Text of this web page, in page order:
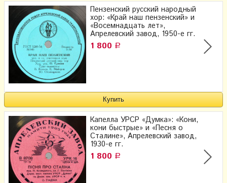
Пензенский русский народный
хор: «Край наш пензенский» и
«Восемнадцать лет»,
Апрелевский завод, 1950-е гг.
1 800 Р
Капелла УРСР «Думка»: «Кони,
кони быстрые» и «Песня о
Сталине», Апрелевский завод,
1930-е гг.
1 800 Р